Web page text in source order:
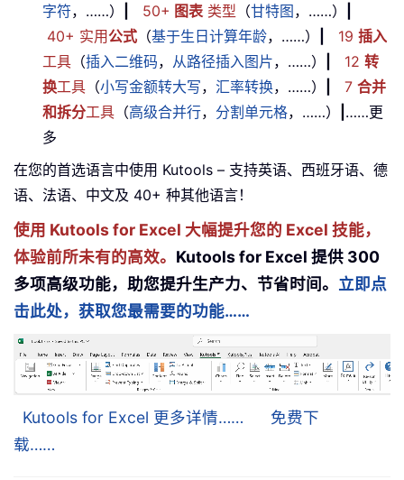
字符，……） 50+ 图表 类型 （甘特图，……）
40+ 实用公式 （基于生日计算年龄，……） 19 插入
工具 （插入二维码， 从路径插入图片，……） 12 转
换工具 （小写金额转大写， 汇率转换，……） 7 合并
和拆分工具 （高级合并行， 分割单元格，……）
……更
多
在您的首选语言中使用 Kutools – 支持英语、西班牙语、德
语、法语、中文及 40+ 种其他语言！
使用 Kutools for Excel 大幅提升您的 Excel 技能，
体验前所未有的高效。 Kutools for Excel 提供 300
多项高级功能，助您提升生产力、节省时间。 立即点
击此处，获取您最需要的功能……
Kutools for Excel 更多详情……
免费下
载……